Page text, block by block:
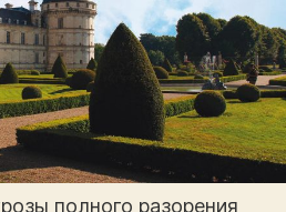
полного разорения